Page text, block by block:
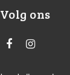
Volg ons